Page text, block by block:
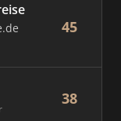
45
38